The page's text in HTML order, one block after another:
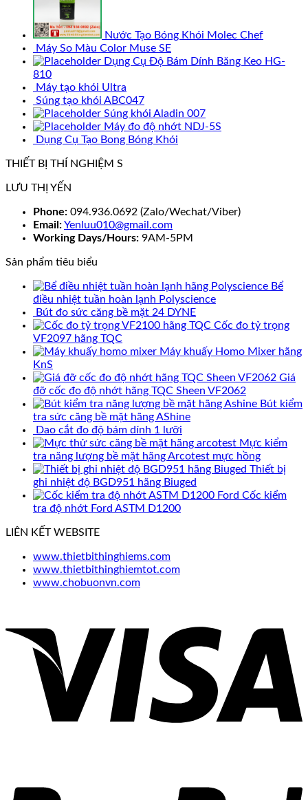
Nước Tạo Bóng Khói Molec Chef
Máy So Màu Color Muse SE
Dụng Cụ Độ Bám Dính Băng Keo HG-
810
Máy tạo khói Ultra
Súng tạo khói ABC047
Súng khói Aladin 007
Máy đo độ nhớt NDJ-5S
Dụng Cụ Tạo Bong Bóng Khói
THIẾT BỊ THÍ NGHIỆM S
LƯU THỊ YẾN
Phone: 094.936.0692 (Zalo/Wechat/Viber)
Email:Yenluu010@gmail.com
Working Days/Hours: 9AM-5PM
Sản phẩm tiêu biểu
Bể
điều nhiệt tuần hoàn lạnh Polyscience
Bút đo sức căng bề mặt 24 DYNE
Cốc đo tỷ trọng
VF2097 hãng TQC
Máy khuấy Homo Mixer hãng
KnS
Giá
đỡ cốc đo độ nhớt hãng TQC Sheen VF2062
Bút kiểm
tra sức căng bề mặt hãng AShine
Dao cắt đo độ bám dính 1 lưỡi
Mực kiểm
tra năng lượng bề mặt hãng Arcotest mực hồng
Thiết bị
ghi nhiệt độ BGD951 hãng Biuged
Cốc kiểm
tra độ nhớt Ford ASTM D1200
LIÊN KẾT WEBSITE
www.thietbithinghiems.com
www.thietbithinghiemtot.com
www.chobuonvn.com